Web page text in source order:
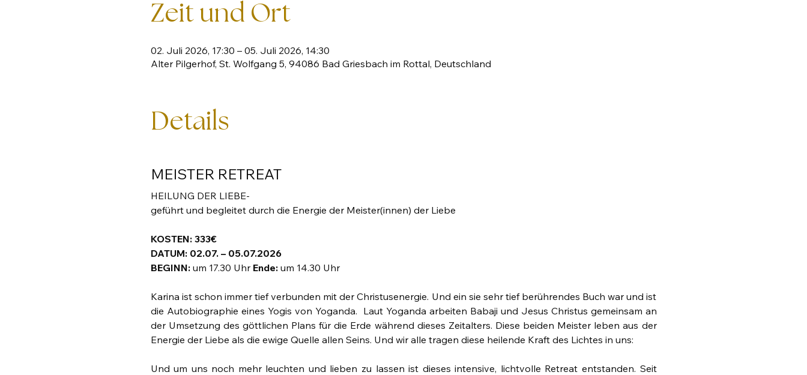
Zeit und Ort
02. Juli 2026, 17:30 – 05. Juli 2026, 14:30
Alter Pilgerhof, St. Wolfgang 5, 94086 Bad Griesbach im Rottal, Deutschland
Details
MEISTER RETREAT
HEILUNG DER LIEBE-
geführt und begleitet durch die Energie der Meister(innen) der Liebe
KOSTEN: 333€
DATUM: 02.07. – 05.07.2026
BEGINN: um 17.30 Uhr Ende: um 14.30 Uhr
Karina ist schon immer tief verbunden mit der Christusenergie. Und ein sie sehr tief berührendes Buch war und ist
die Autobiographie eines Yogis von Yoganda.  Laut Yoganda arbeiten Babaji und Jesus Christus gemeinsam an
der Umsetzung des göttlichen Plans für die Erde während dieses Zeitalters. Diese beiden Meister leben aus der
Energie der Liebe als die ewige Quelle allen Seins. Und wir alle tragen diese heilende Kraft des Lichtes in uns:
Und um uns noch mehr leuchten und lieben zu lassen ist dieses intensive, lichtvolle Retreat entstanden. Seit